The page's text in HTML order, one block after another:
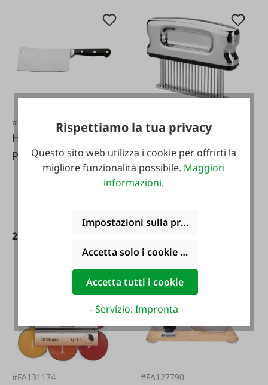
#FA69591
Hendi
Professionista
mannaia
29,99 €*
#FA115214
manuale in acciaio
inossidabile
#FA131174 #FA127790
Rispettiamo la tua privacy
Questo sito web utilizza i cookie per offrirti la
migliore funzionalità possibile. Maggiori
informazioni.
Impostazioni sulla privacy
Accetta solo i cookie funzionali
Accetta tutti i cookie
- Servizio: Impronta